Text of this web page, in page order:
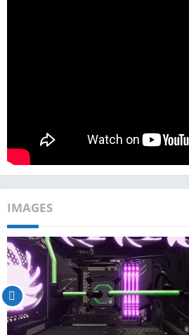
IMAGES